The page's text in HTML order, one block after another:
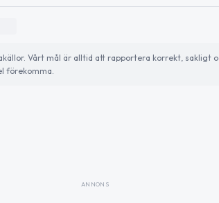
Vårt mål är alltid att rapportera korrekt, sakligt
förekomma.
ANNONS